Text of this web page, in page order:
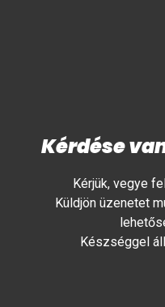
Kérdése
Kérjük, vegye
Küldjön üzenetet
Készséggel